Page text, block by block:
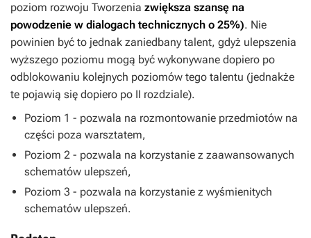
poziom rozwoju Tworzenia zwiększa szansę na
powodzenie w dialogach technicznych o 25%). Nie
powinien być to jednak zaniedbany talent, gdyż ulepszenia
wyższego poziomu mogą być wykonywane dopiero po
odblokowaniu kolejnych poziomów tego talentu (jednakże
te pojawią się dopiero po II rozdziale).
Poziom 1 - pozwala na rozmontowanie przedmiotów na
części poza warsztatem,
Poziom 2 - pozwala na korzystanie z zaawansowanych
schematów ulepszeń,
Poziom 3 - pozwala na korzystanie z wyśmienitych
schematów ulepszeń.